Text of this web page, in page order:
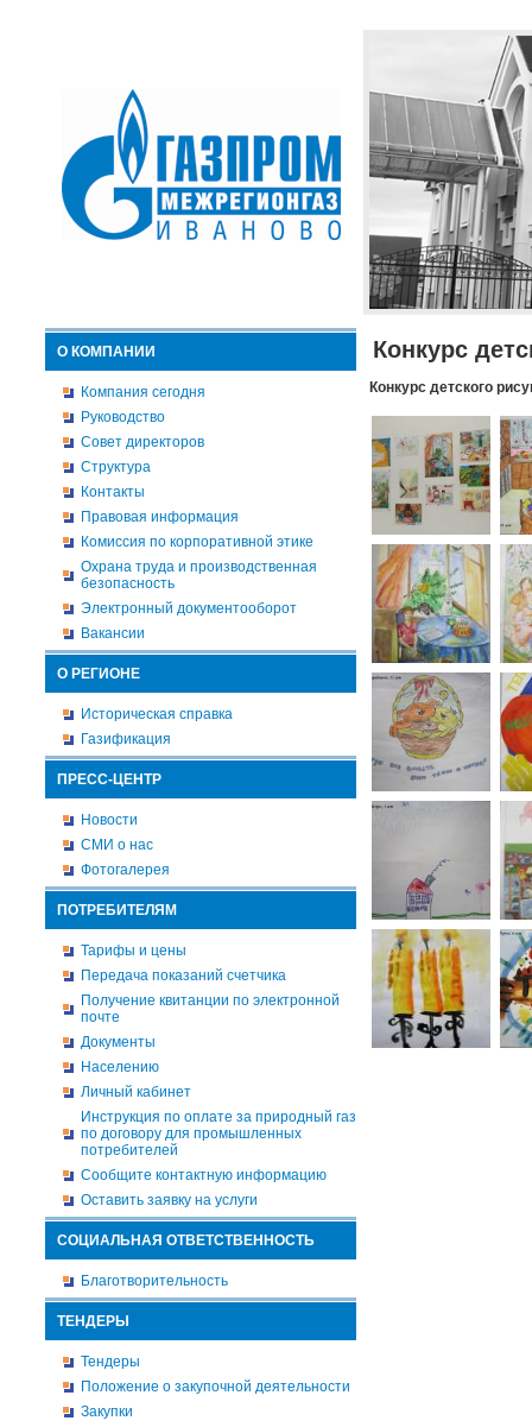
О КОМПАНИИ
Компания сегодня
Руководство
Совет директоров
Структура
Контакты
Правовая информация
Комиссия по корпоративной этике
Охрана труда и производственная
безопасность
Электронный документооборот
Вакансии
О РЕГИОНЕ
Историческая справка
Газификация
ПРЕСС-ЦЕНТР
Новости
СМИ о нас
Фотогалерея
ПОТРЕБИТЕЛЯМ
Тарифы и цены
Передача показаний счетчика
Получение квитанции по электронной
почте
Документы
Населению
Личный кабинет
Инструкция по оплате за природный газ
по договору для промышленных
потребителей
Сообщите контактную информацию
Оставить заявку на услуги
СОЦИАЛЬНАЯ ОТВЕТСТВЕННОСТЬ
Благотворительность
ТЕНДЕРЫ
Тендеры
Положение о закупочной деятельности
Закупки
Конкурс
Конкурс детского